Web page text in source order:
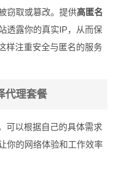
窃取或篡改。提供高匿名
透露你的真实IP，从而保
样注重安全与匿名的服务
代理套餐
可以根据自己的具体需求
你的网络体验和工作效率